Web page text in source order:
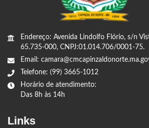
Endereço: Avenida Lindolfo Flório, s/n
65.735-000, CNPJ:01.014.706/0001-75.
Email:
Telefone: (99) 3665-1012
Horário de atendimento:
Das 8h às 14h
Links